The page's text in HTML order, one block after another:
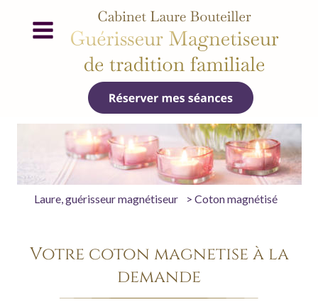
Votre coton magnétisé à la
demande
Laure, guérisseur magnétiseur > Coton magnétisé